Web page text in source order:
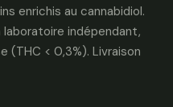
enrichis au cannabidiol.
indépendant,
(THC < 0,3%). Livraison